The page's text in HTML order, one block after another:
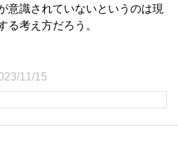
意識されていないというのは現
る考え方だろう。
11/15